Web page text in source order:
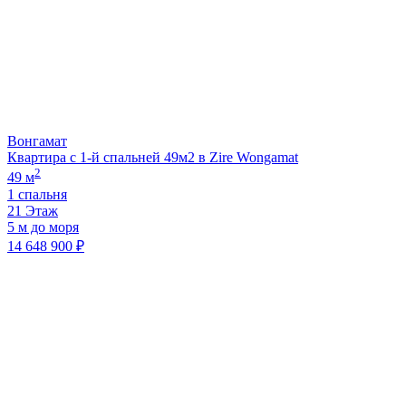
Вонгамат
Квартира с 1-й спальней 49м2 в Zire Wongamat
49 м2
1 спальня
21 Этаж
5 м до моря
14 648 900 ₽